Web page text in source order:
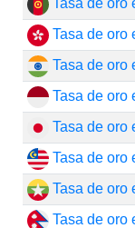
Tasa de oro
Tasa de oro
Tasa de oro
Tasa de oro
Tasa de oro
Tasa de oro
Tasa de oro
Tasa de oro